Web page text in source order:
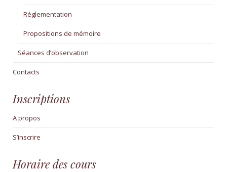
Réglementation
Propositions de mémoire
Séances d’observation
Contacts
Inscriptions
A propos
S’inscrire
Horaire des cours